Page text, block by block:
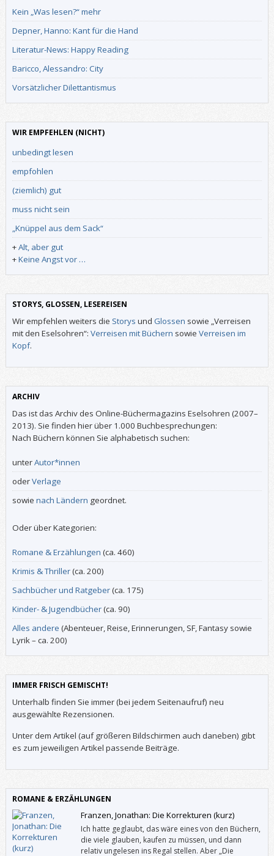
Kein „Was lesen?“ mehr
Depner, Hanno: Kant für die Hand
Literatur-News: Happy Reading
Baricco, Alessandro: City
Vorsätzlicher Dilettantismus
WIR EMPFEHLEN (NICHT)
unbedingt lesen
empfohlen
(ziemlich) gut
muss nicht sein
„Knüppel aus dem Sack“
+Alt, aber gut
+Keine Angst vor …
STORYS, GLOSSEN, LESEREISEN
Wir empfehlen weiters die Storys und Glossen sowie „Verreisen
mit den Eselsohren“: Verreisen mit Büchern sowie Verreisen im
Kopf.
ARCHIV
Das ist das Archiv des Online-Büchermagazins Eselsohren (2007–
2013). Sie finden hier über 1.000 Buchbesprechungen:
Nach Büchern können Sie alphabetisch suchen:
unterAutor*innen
oderVerlage
sowie nach Ländern geordnet.
Oder über Kategorien:
Romane & Erzählungen (ca. 460)
Krimis & Thriller(ca. 200)
Sachbücher und Ratgeber(ca. 175)
Kinder- & Jugendbücher(ca. 90)
Alles andere (Abenteuer, Reise, Erinnerungen, SF, Fantasy sowie
Lyrik – ca. 200)
IMMER FRISCH GEMISCHT!
Unterhalb finden Sie immer (bei jedem Seitenaufruf) neu
ausgewählte Rezensionen.
Unter dem Artikel (auf größeren Bildschirmen auch daneben) gibt
es zum jeweiligen Artikel passende Beiträge.
ROMANE & ERZÄHLUNGEN
Franzen, Jonathan: Die Korrekturen (kurz)
Ich hatte geglaubt, das wäre eines von den Büchern,
die viele glauben, kaufen zu müssen, und dann
relativ ungelesen ins Regal stellen. Aber „Die